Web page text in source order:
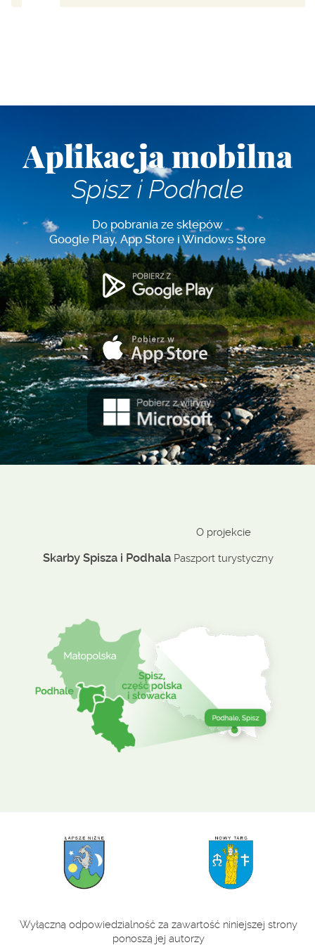
Aplikacja mobilna
Spisz i Podhale
Do pobrania ze sklepów
Google Play, App Store i Windows Store
Skarby Spisza i Podhala
O projekcie
Paszport turystyczny
Wyłączną odpowiedzialność za zawartość niniejszej strony
ponoszą jej autorzy